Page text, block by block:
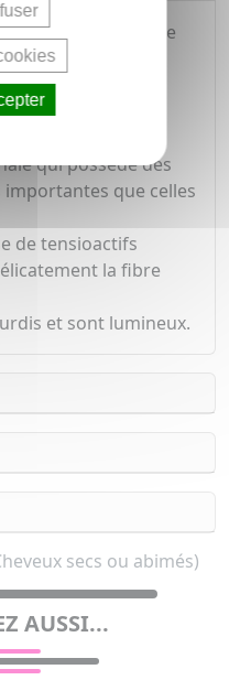
Barbarie de Klorane
et illumine les
d'ingrédients
en Figue de
qui possède des
que celles
de tensioactifs
la fibre
et sont lumineux.
secs ou abimés)
AUSSI...